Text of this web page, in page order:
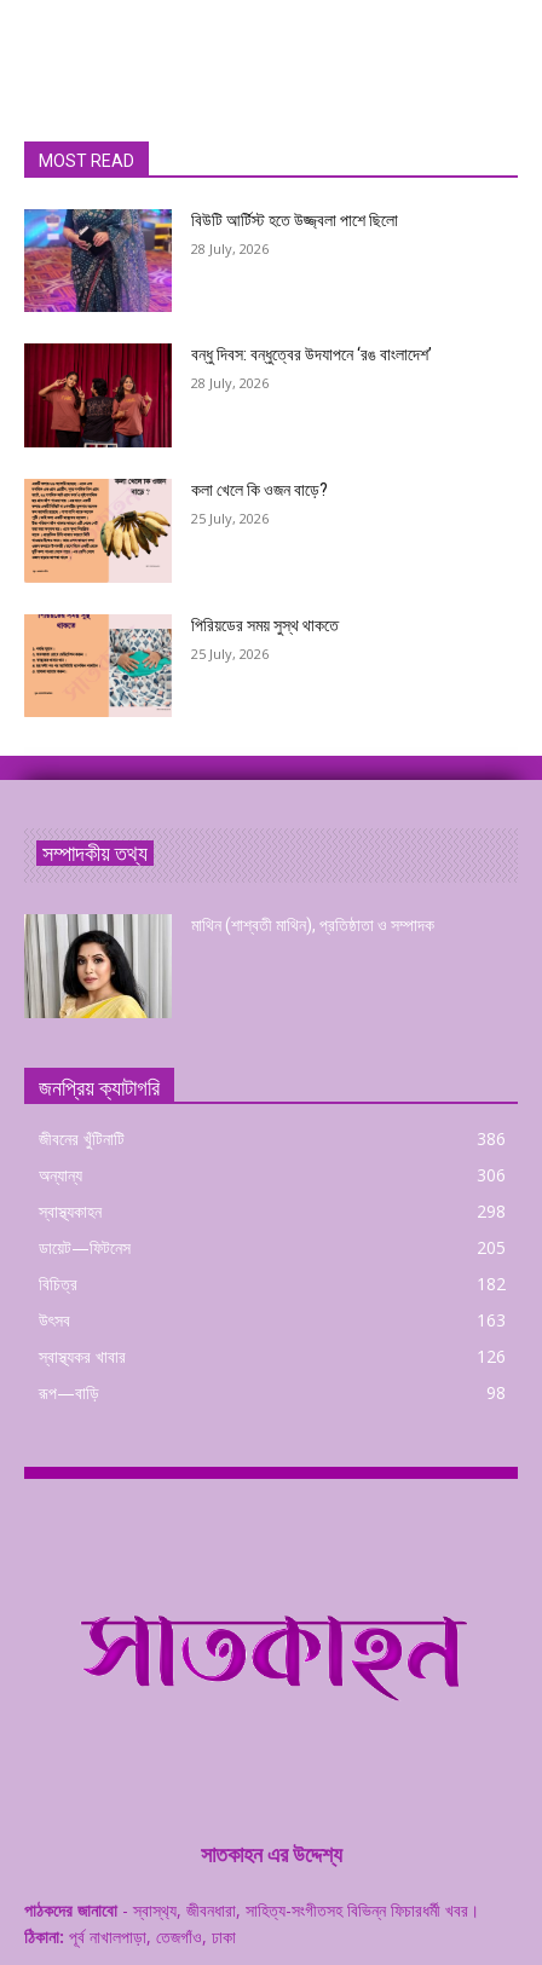
MOST READ
বিউটি আর্টিস্ট হতে উজ্জ্বলা পাশে ছিলো
28 July, 2026
বন্ধু দিবস: বন্ধুত্বের উদযাপনে ‘রঙ বাংলাদেশ’
28 July, 2026
কলা খেলে কি ওজন বাড়ে?
25 July, 2026
পিরিয়ডের সময় সুস্থ থাকতে
25 July, 2026
সম্পাদকীয় তথ্য
মাথিন (শাশ্বতী মাথিন), প্রতিষ্ঠাতা ও সম্পাদক
জনপ্রিয় ক্যাটাগরি
জীবনের খুঁটিনাটি
386
অন্যান্য
306
স্বাস্থ্যকাহন
298
ডায়েট—ফিটনেস
205
বিচিত্র
182
উৎসব
163
স্বাস্থ্যকর খাবার
126
রূপ—বাড়ি
98
সাতকাহন এর উদ্দেশ্য
পাঠকদের জানাবো - স্বাস্থ‌্য, জীবনধারা, সাহিত্য-সংগীতসহ বিভিন্ন ফিচারধর্মী খবর।
ঠিকানা: পূর্ব নাখালপাড়া, তেজগাঁও, ঢাকা